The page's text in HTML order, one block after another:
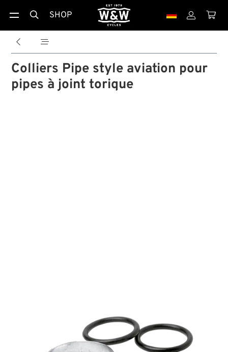
 SHOP  
 
Colliers Pipe style aviation pour
pipes à joint torique